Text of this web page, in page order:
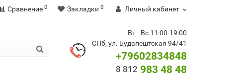
Сравнение 0 Закладки 0 Личный кабинет
Вт - Вс 11:00-19:00
СПб, ул. Будапештская 94/41
+79602834848
8 812 983 48 48